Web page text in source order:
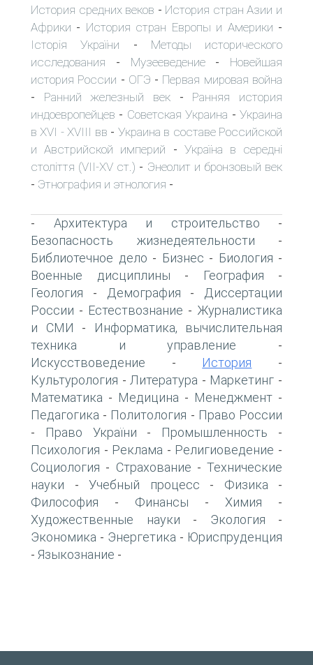
История средних веков - История стран Азии и
Африки - История стран Европы и Америки -
Історія України - Методы исторического
исследования - Музееведение- Новейшая
история России - ОГЭ - Первая мировая война
- Ранний железный век - Ранняя история
индоевропейцев - Советская Украина -Украина
в XVI - XVIII вв - Украина в составе Российской
и Австрийской империй - Україна в середні
століття (VII-XV ст.) - Энеолит и бронзовый век
- Этнография и этнология -
- Архитектура и строительство -
Безопасность жизнедеятельности -
Библиотечное дело - Бизнес - Биология -
Военные дисциплины - География -
Геология - Демография -
Диссертации
России - Естествознание - Журналистика
и СМИ -
Информатика, вычислительная
техника и управление -
Искусствоведение - История -
Культурология - Литература - Маркетинг -
Математика - Медицина - Менеджмент -
Педагогика - Политология - Право России
- Право України - Промышленность -
Психология - Реклама - Религиоведение -
Социология - Страхование - Технические
науки - Учебный процесс - Физика -
Философия - Финансы - Химия -
Художественные науки - Экология -
Экономика - Энергетика - Юриспруденция
- Языкознание -